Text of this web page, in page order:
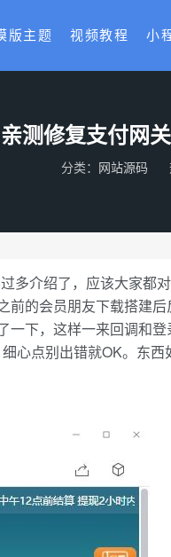
版主题 视频教程 小
亲测修复支付
分类： 网站源码
多介绍了，应该大家都
的会员朋友下载搭建后
下，这样一来回调和登
心点别出错就OK。东